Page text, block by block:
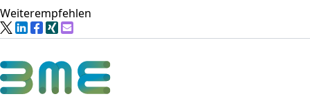
Weiterempfehlen